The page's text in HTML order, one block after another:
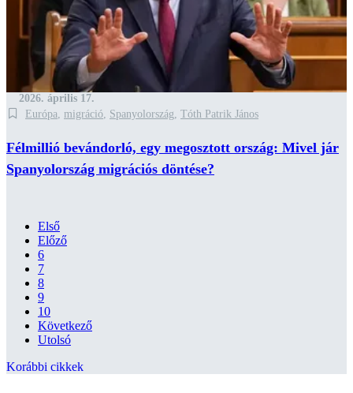
2026. április 17.
Európa
migráció Spanyolország Tóth Patrik János
Félmillió bevándorló, egy megosztott ország: Mivel jár
Spanyolország migrációs döntése?
Első
Előző
6
7
8
9
10
Következő
Utolsó
Korábbi cikkek